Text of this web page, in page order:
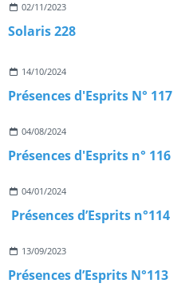
02/11/2023
Solaris 228
14/10/2024
Présences d'Esprits N° 117
04/08/2024
Présences d'Esprits n° 116
04/01/2024
Présences d’Esprits n°114
13/09/2023
Présences d’Esprits N°113